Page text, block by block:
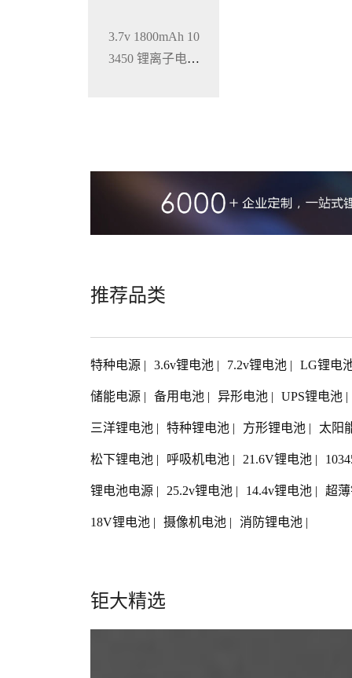
3.7v 1800mAh 10
3450 锂离子电池
推荐品类
特种电源 | 3.6v锂电池 | 7.2v锂电池 | LG锂电
储能电源 | 备用电池 | 异形电池 | UPS锂电池 |
三洋锂电池 | 特种锂电池 | 方形锂电池 | 太阳
松下锂电池 | 呼吸机电池 | 21.6V锂电池 |
锂电池电源 | 25.2v锂电池 | 14.4v锂电池 | 超
18V锂电池 | 摄像机电池 | 消防锂电池 |
钜大精选